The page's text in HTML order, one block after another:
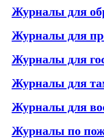
Журналы для
Журналы для
Журналы для
Журналы для
Журналы для
Журналы по